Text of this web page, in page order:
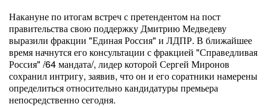
Накануне по итогам встреч с претендентом на пост
правительства свою поддержку Дмитрию Медведеву
выразили фракции "Единая Россия" и ЛДПР. В ближайшее
время начнутся его консультации с фракцией "Справедливая
Россия" /64 мандата/, лидер которой Сергей Миронов
сохранил интригу, заявив, что он и его соратники намерены
определиться относительно кандидатуры премьера
непосредственно сегодня.